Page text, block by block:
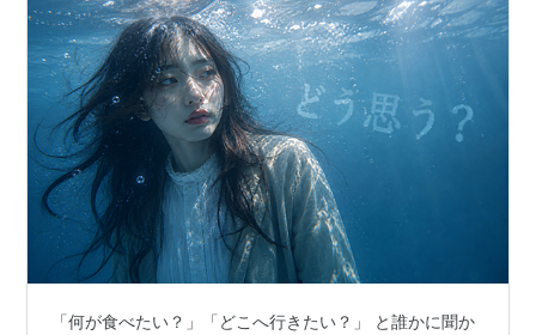
「何が食べたい？」「どこへ行きたい？」 と誰かに聞か